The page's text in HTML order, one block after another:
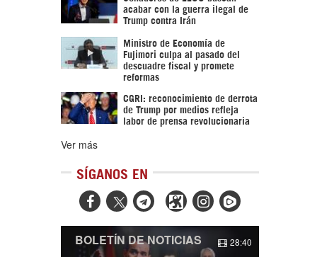
acabar con la guerra ilegal de
Trump contra Irán
Ministro de Economía de
Fujimori culpa al pasado del
descuadre fiscal y promete
reformas
CGRI: reconocimiento de derrota
de Trump por medios refleja
labor de prensa revolucionaria
Ver más
SÍGANOS EN
  
BOLETÍN DE NOTICIAS 28:40